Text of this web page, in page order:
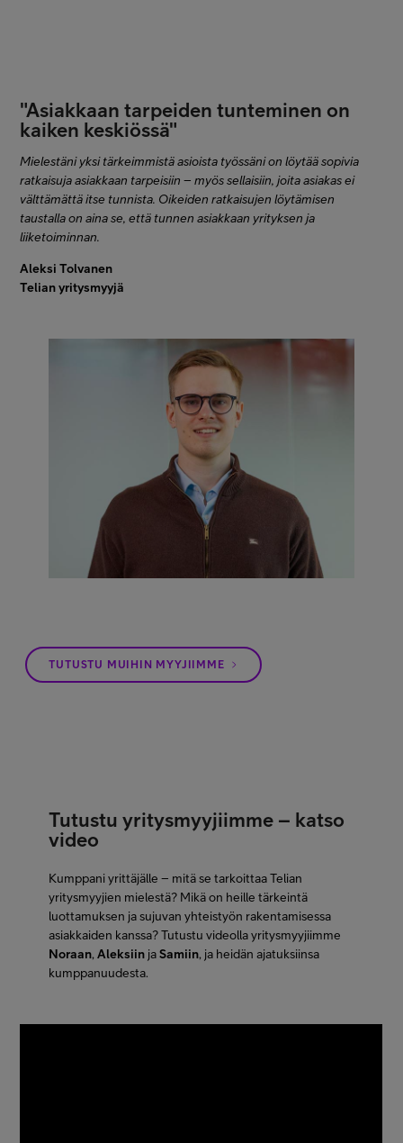
"Asiakkaan tarpeiden tunteminen on
kaiken keskiössä"
Mielestäni yksi tärkeimmistä asioista työssäni on löytää sopivia
ratkaisuja asiakkaan tarpeisiin – myös sellaisiin, joita asiakas ei
välttämättä itse tunnista. Oikeiden ratkaisujen löytämisen
taustalla on aina se, että tunnen asiakkaan yrityksen ja
liiketoiminnan.
Aleksi Tolvanen
Telian yritysmyyjä
TUTUSTU MUIHIN MYYJIIMME
Tutustu yritysmyyjiimme – katso
video
Kumppani yrittäjälle – mitä se tarkoittaa Telian
yritysmyyjien mielestä? Mikä on heille tärkeintä
luottamuksen ja sujuvan yhteistyön rakentamisessa
asiakkaiden kanssa? Tutustu videolla yritysmyyjiimme
Noraan,Aleksiin jaSamiin, ja heidän ajatuksiinsa
kumppanuudesta.